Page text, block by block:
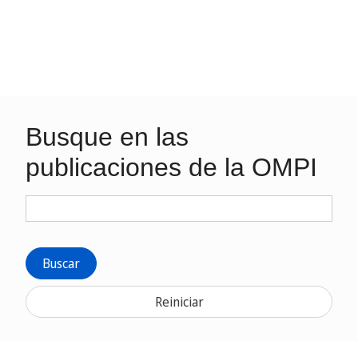
Busque en las
publicaciones de la OMPI
Buscar
Reiniciar